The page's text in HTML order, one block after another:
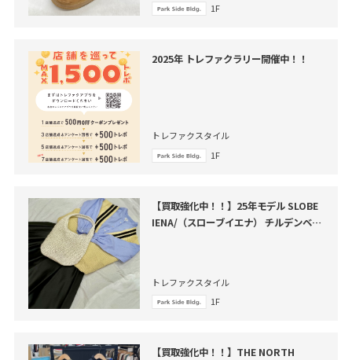
1F
2025年 トレファクラリー開催中！！
トレファクスタイル
1F
【買取強化中！！】25年モデル SLOBE
IENA/（スローブイエナ） チルデンベス
トレファクスタイル
1F
【買取強化中！！】THE NORTH